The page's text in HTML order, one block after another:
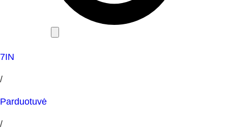
7IN
/
Parduotuvė
/